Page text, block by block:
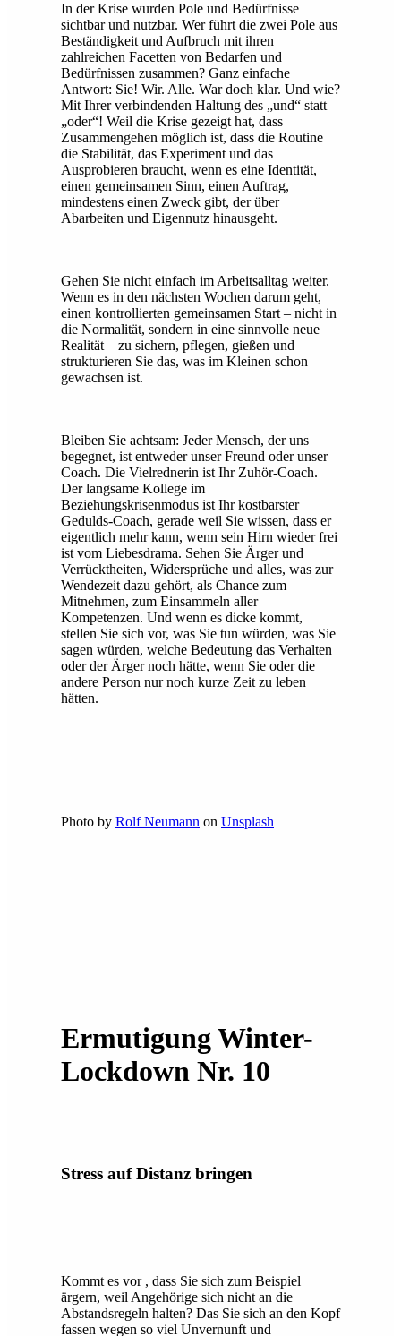
In der Krise wurden Pole und Bedürfnisse
sichtbar und nutzbar. Wer führt die zwei Pole aus
Beständigkeit und Aufbruch mit ihren
zahlreichen Facetten von Bedarfen und
Bedürfnissen zusammen? Ganz einfache
Antwort: Sie! Wir. Alle. War doch klar. Und wie?
Mit Ihrer verbindenden Haltung des „und“ statt
„oder“! Weil die Krise gezeigt hat, dass
Zusammengehen möglich ist, dass die Routine
die Stabilität, das Experiment und das
Ausprobieren braucht, wenn es eine Identität,
einen gemeinsamen Sinn, einen Auftrag,
mindestens einen Zweck gibt, der über
Abarbeiten und Eigennutz hinausgeht.
Gehen Sie nicht einfach im Arbeitsalltag weiter.
Wenn es in den nächsten Wochen darum geht,
einen kontrollierten gemeinsamen Start – nicht in
die Normalität, sondern in eine sinnvolle neue
Realität – zu sichern, pflegen, gießen und
strukturieren Sie das, was im Kleinen schon
gewachsen ist.
Bleiben Sie achtsam: Jeder Mensch, der uns
begegnet, ist entweder unser Freund oder unser
Coach. Die Vielrednerin ist Ihr Zuhör-Coach.
Der langsame Kollege im
Beziehungskrisenmodus ist Ihr kostbarster
Gedulds-Coach, gerade weil Sie wissen, dass er
eigentlich mehr kann, wenn sein Hirn wieder frei
ist vom Liebesdrama. Sehen Sie Ärger und
Verrücktheiten, Widersprüche und alles, was zur
Wendezeit dazu gehört, als Chance zum
Mitnehmen, zum Einsammeln aller
Kompetenzen. Und wenn es dicke kommt,
stellen Sie sich vor, was Sie tun würden, was Sie
sagen würden, welche Bedeutung das Verhalten
oder der Ärger noch hätte, wenn Sie oder die
andere Person nur noch kurze Zeit zu leben
hätten.
Photo by Rolf Neumann on Unsplash
Ermutigung Winter-
Lockdown Nr. 10
Stress auf Distanz bringen
Kommt es vor , dass Sie sich zum Beispiel
ärgern, weil Angehörige sich nicht an die
Abstandsregeln halten? Das Sie sich an den Kopf
fassen wegen so viel Unvernunft und